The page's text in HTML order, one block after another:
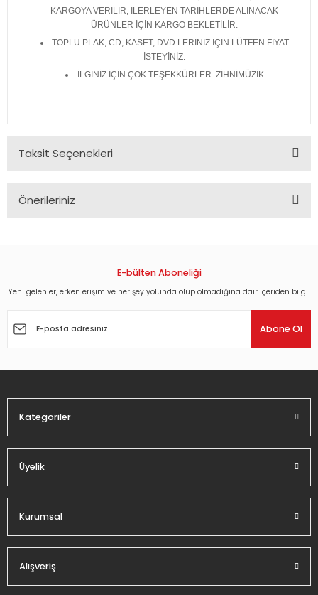
KARGOYA VERİLİR, İLERLEYEN TARİHLERDE ALINACAK
ÜRÜNLER İÇİN KARGO BEKLETİLİR.
TOPLU PLAK, CD, KASET, DVD LERİNİZ İÇİN LÜTFEN FİYAT
İSTEYİNİZ.
İLGİNİZ İÇİN ÇOK TEŞEKKÜRLER. ZİHNİMÜZİK
Taksit Seçenekleri
Önerileriniz
Görüş ve önerileriniz için teşekkür ederiz.
Ürün açıklamasında eksik bilgiler bulunuyor.
Ürün fiyatı diğer sitelerden daha pahalı.
E-bülten Aboneliği
Yeni gelenler, erken erişim ve her şey yolunda olup olmadığına dair içeriden bilgi.
Abone Ol
Kategoriler
Üyelik
Kurumsal
Alışveriş